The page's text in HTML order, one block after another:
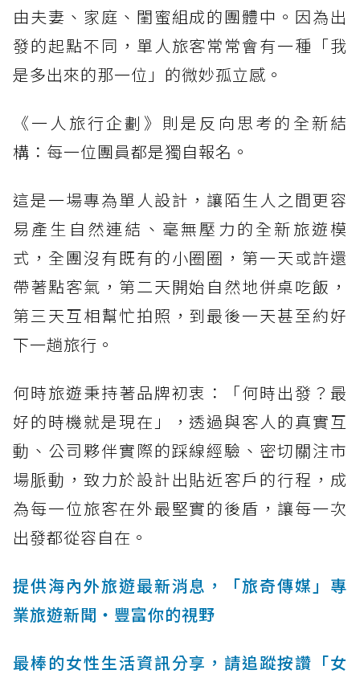
由夫妻、家庭、閨蜜組成的團體中。因為出
發的起點不同，單人旅客常常會有一種「我
是多出來的那一位」的微妙孤立感。
《一人旅行企劃》則是反向思考的全新結
構：每一位團員都是獨自報名。
這是一場專為單人設計，讓陌生人之間更容
易產生自然連結、毫無壓力的全新旅遊模
式，全團沒有既有的小圈圈，第一天或許還
帶著點客氣，第二天開始自然地併桌吃飯，
第三天互相幫忙拍照，到最後一天甚至約好
下一趟旅行。
何時旅遊秉持著品牌初衷：「何時出發？最
好的時機就是現在」，透過與客人的真實互
動、公司夥伴實際的踩線經驗、密切關注市
場脈動，致力於設計出貼近客戶的行程，成
為每一位旅客在外最堅實的後盾，讓每一次
出發都從容自在。
提供海內外旅遊最新消息，「旅奇傳媒」專
業旅遊新聞‧豐富你的視野
最棒的女性生活資訊分享，請追蹤按讚「女